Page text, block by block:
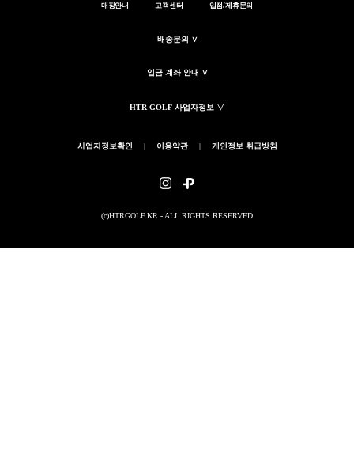
매장안내 고객센터 입점/제휴문의
배송문의 ∨
입금 계좌 안내 ∨
HTR GOLF 사업자정보 ▽
사업자정보확인 | 이용약관 | 개인정보 취급방침
(c)HTRGOLF.KR - ALL RIGHTS RESERVED